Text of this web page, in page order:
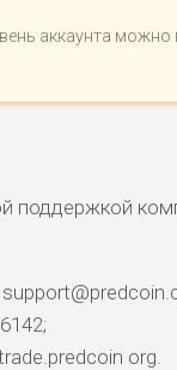
аккаунта можно
поддержкой
org.